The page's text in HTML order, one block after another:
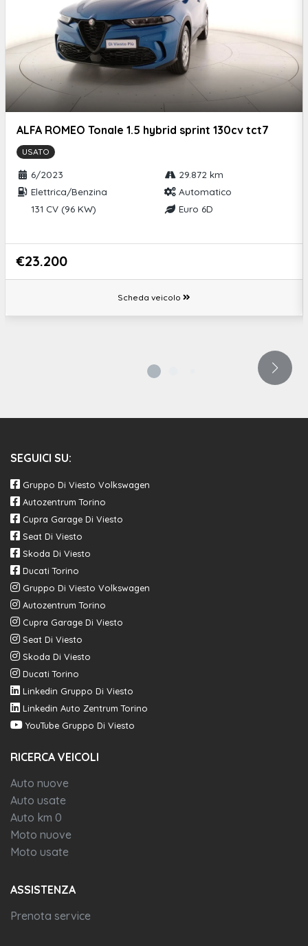
ALFA ROMEO Tonale 1.5 hybrid sprint 130cv tct7
USATO
6/2023
29.872 km
Elettrica/Benzina
Automatico
131 CV (96 KW)
Euro 6D
€23.200
Scheda veicolo
SEGUICI SU:
Gruppo Di Viesto Volkswagen
Autozentrum Torino
Cupra Garage Di Viesto
Seat Di Viesto
Skoda Di Viesto
Ducati Torino
Gruppo Di Viesto Volkswagen
Autozentrum Torino
Cupra Garage Di Viesto
Seat Di Viesto
Skoda Di Viesto
Ducati Torino
Linkedin Gruppo Di Viesto
Linkedin Auto Zentrum Torino
YouTube Gruppo Di Viesto
RICERCA VEICOLI
Auto nuove
Auto usate
Auto km 0
Moto nuove
Moto usate
ASSISTENZA
Prenota service